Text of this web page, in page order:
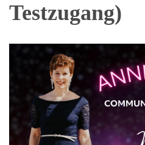
Testzugang)